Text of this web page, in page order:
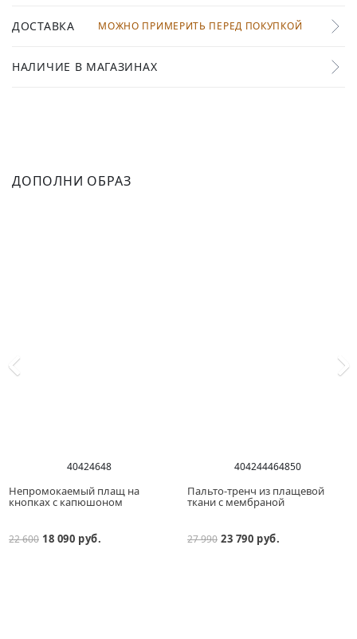
ДОСТАВКА МОЖНО ПРИМЕРИТЬ ПЕРЕД ПОКУПКОЙ
НАЛИЧИЕ В МАГАЗИНАХ
ДОПОЛНИ ОБРАЗ
40424648
Непромокаемый плащ на
кнопках с капюшоном
22 600 18 090 руб.
404244464850
Пальто-тренч из плащевой
ткани с мембраной
27 990 23 790 руб.